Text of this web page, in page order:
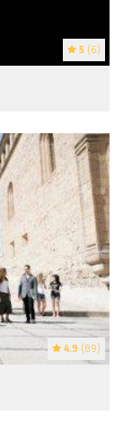
5 (6)
4.9 (89)